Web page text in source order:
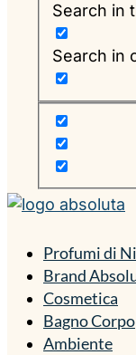
Search in
Search in
Profumi di
Brand
Cosmetica
Bagno Corpo
Ambiente